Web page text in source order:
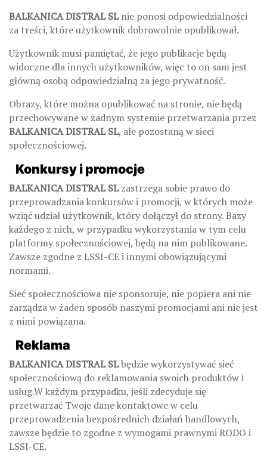
BALKANICA DISTRAL SLnie ponosi odpowiedzialności
za treści, które użytkownik dobrowolnie opublikował.
Użytkownik musi pamiętać, że jego publikacje będą
widoczne dla innych użytkowników, więc to on sam jest
główną osobą odpowiedzialną za jego prywatność.
Obrazy, które można opublikować na stronie, nie będą
przechowywane w żadnym systemie przetwarzania przez
BALKANICA DISTRAL SL, ale pozostaną w sieci
społecznościowej.
Konkursy i promocje
BALKANICA DISTRAL SLzastrzega sobie prawo do
przeprowadzania konkursów i promocji, w których może
wziąć udział użytkownik, który dołączył do strony. Bazy
każdego z nich, w przypadku wykorzystania w tym celu
platformy społecznościowej, będą na nim publikowane.
Zawsze zgodne z LSSI-CE i innymi obowiązującymi
normami.
Sieć społecznościowa nie sponsoruje, nie popiera ani nie
zarządza w żaden sposób naszymi promocjami ani nie jest
z nimi powiązana.
Reklama
BALKANICA DISTRAL SLbędzie wykorzystywać sieć
społecznościową do reklamowania swoich produktów i
usług.W każdym przypadku, jeśli zdecyduje się
przetwarzać Twoje dane kontaktowe w celu
przeprowadzenia bezpośrednich działań handlowych,
zawsze będzie to zgodne z wymogami prawnymi RODO i
LSSI-CE.